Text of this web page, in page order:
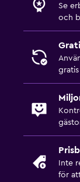
Se
och
Inte
för